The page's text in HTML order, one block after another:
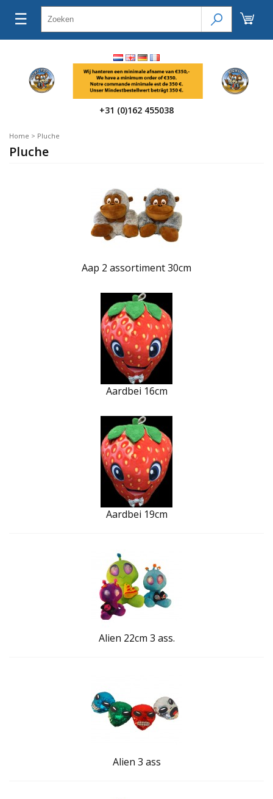
☰
+31 (0)162 455038
Home > Pluche
Pluche
Aap 2 assortiment 30cm
Aardbei 16cm
Aardbei 19cm
Alien 22cm 3 ass.
Alien 3 ass